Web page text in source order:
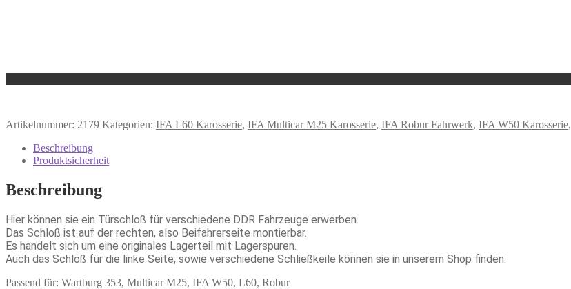
Artikelnummer: 2179 Kategorien: IFA L60 Karosserie, IFA Multicar M25 Karosserie, IFA Robur Fahrwerk, IFA W50 Karosserie,
Beschreibung
Produktsicherheit
Beschreibung
Hier können sie ein Türschloß für verschiedene DDR Fahrzeuge erwerben.
Das Schloß ist auf der rechten, also Beifahrerseite montierbar.
Es handelt sich um eine originales Lagerteil mit Lagerspuren.
Auch das Schloß für die linke Seite, sowie verschiedene Schließkeile können sie in unserem Shop finden.
Passend für: Wartburg 353, Multicar M25, IFA W50, L60, Robur